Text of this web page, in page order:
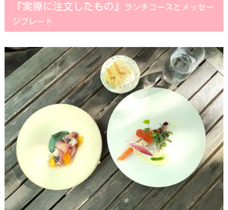
『実際に注文したもの』
ランチコースとメッセー
ジプレート